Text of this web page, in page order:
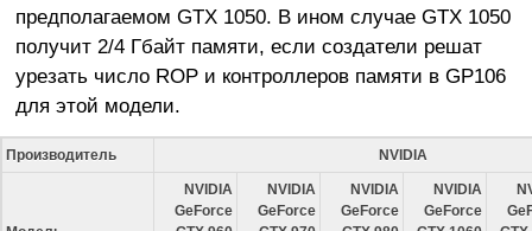
предполагаемом GTX 1050. В ином случае GTX 1050
получит 2/4 Гбайт памяти, если создатели решат
урезать число ROP и контроллеров памяти в GP106
для этой модели.
Производитель NVIDIA
NVIDIA
GeForce
NVIDIA
GeForce
NVIDIA
GeForce
NVIDIA
GeForce